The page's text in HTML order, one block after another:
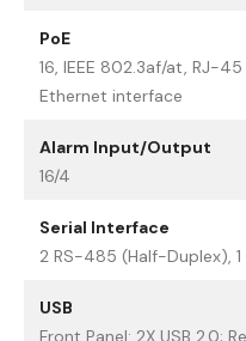
PoE
16, IEEE 802.3af/at, RJ-
Ethernet interface
Alarm Input/Output
16/4
Serial Interface
2 RS-485 (Half-Duplex), 1
USB